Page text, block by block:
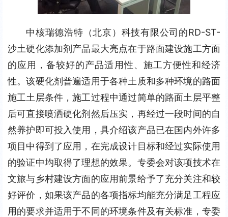
中核瑞德浩特（北京）科技有限公司的RD-ST-
沙土硬化添加剂产品最大亮点在于路面建设施工方面
的应用，备较好的产品适用性、施工方便性和经济
性。该硬化剂普遍适用于各种土质和多种环境的路面
施工土层条件，施工过程中通过简单的路面土层平整
后可直接喷洒硬化剂然后压实，再经过一段时间的自
然养护即可投入使用，具介绍该产品已在国内外许多
项目中得到了应用，在完成设计目标和经过实际使用
的验证中均取得了理想的效果。专委会对该项技术在
文旅与乡村建设方面的应用前景给予了充分关注和较
好评价，如果该产品的各项指标均能充分满足工程应
用的要求并适用于不同的环境条件及有关标准，专委